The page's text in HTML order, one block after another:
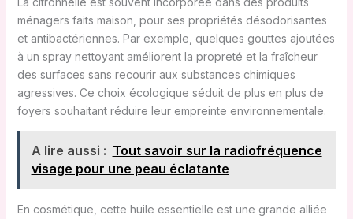
ménagers faits maison, pour ses propriétés désodorisantes
et antibactériennes. Par exemple, quelques gouttes ajoutées
à un spray nettoyant améliorent la propreté et la fraîcheur
des surfaces sans recourir aux substances chimiques
agressives. Ce choix écologique séduit de plus en plus de
foyers souhaitant réduire leur empreinte environnementale.
A lire aussi : Tout savoir sur la radiofréquence
visage pour une peau éclatante
En cosmétique, cette huile essentielle est une grande alliée